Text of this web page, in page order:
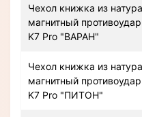
Чехол книжка из
магнитный
K7 Pro "ВАРАН"
Чехол книжка из
магнитный
K7 Pro "ПИТОН"